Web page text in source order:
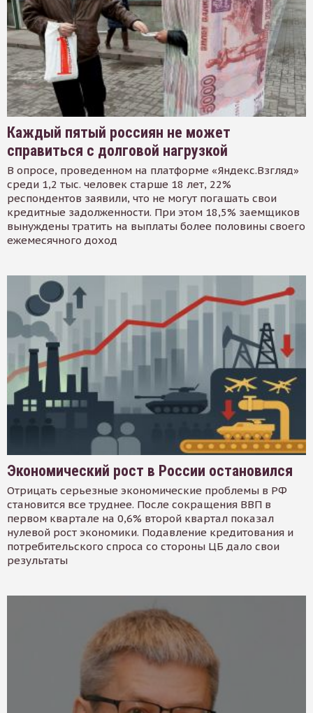
Каждый пятый россиян не может
справиться с долговой нагрузкой
В опросе, проведенном на платформе «Яндекс.Взгляд»
среди 1,2 тыс. человек старше 18 лет, 22%
респондентов заявили, что не могут погашать свои
кредитные задолженности. При этом 18,5% заемщиков
вынуждены тратить на выплаты более половины своего
ежемесячного доход
Экономический рост в России остановился
Отрицать серьезные экономические проблемы в РФ
становится все труднее. После сокращения ВВП в
первом квартале на 0,6% второй квартал показал
нулевой рост экономики. Подавление кредитования и
потребительского спроса со стороны ЦБ дало свои
результаты